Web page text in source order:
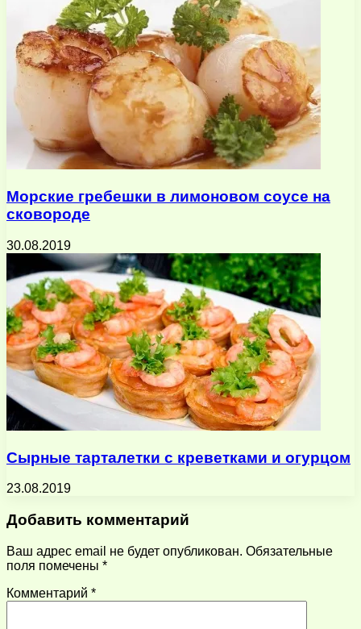
Морские гребешки в лимоновом соусе на
сковороде
30.08.2019
Сырные тарталетки с креветками и огурцом
23.08.2019
Добавить комментарий
Ваш адрес email не будет опубликован. Обязательные
поля помечены *
Комментарий *